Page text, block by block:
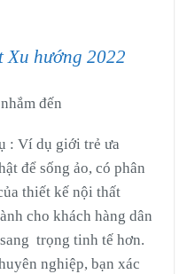
Xu hướng 2022
đến
: Ví dụ giới trẻ ưa
để sống ảo, có phân
thiết kế nội thất
cho khách hàng dân
trọng tinh tế hơn.
nghiệp, bạn xác